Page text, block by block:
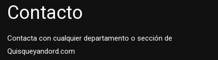
Contacto
Contacta con cualquier departamento o sección de
Quisqueyandord.com